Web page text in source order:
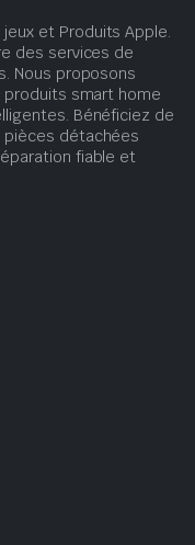
et Produits Apple.
des services de
Nous proposons
produits smart home
Bénéficiez de
détachées
fiable et